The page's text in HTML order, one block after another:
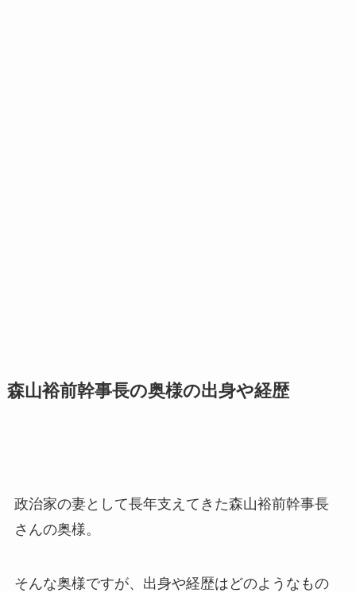
森山裕前幹事長の奥様の出身や経歴
政治家の妻として長年支えてきた森山裕前幹事長
さんの奥様。
そんな奥様ですが、出身や経歴はどのようなもの